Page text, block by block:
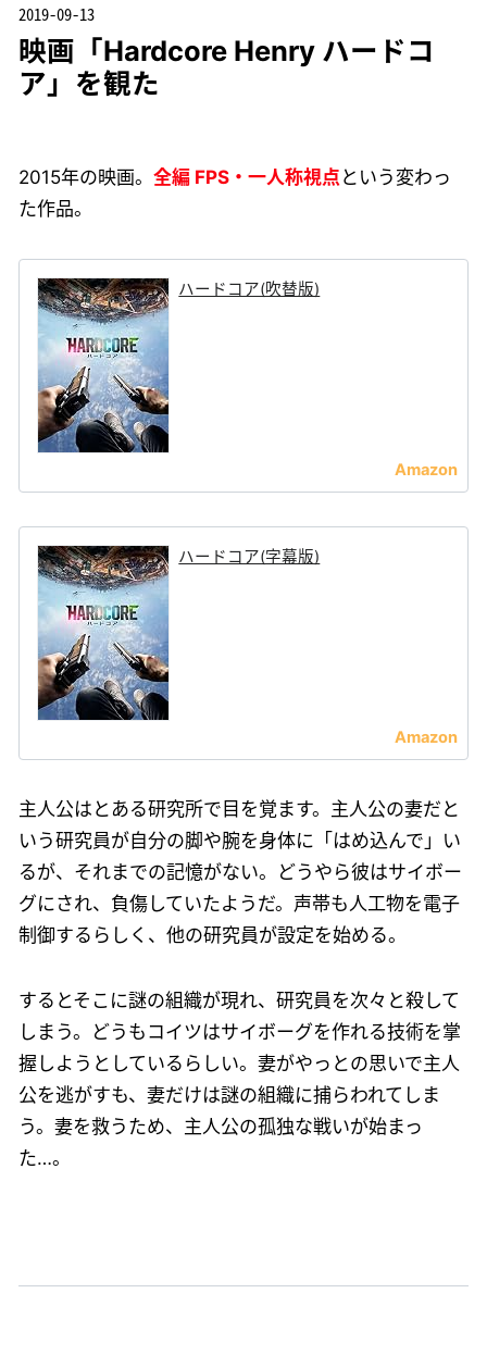
2019-09-13
映画「Hardcore Henry ハードコ
ア」を観た
2015年の映画。 全編 FPS・一人称視点 という変わっ
た作品。
ハードコア(吹替版)
ハードコア(字幕版)
主人公はとある研究所で目を覚ます。主人公の妻だと
いう研究員が自分の脚や腕を身体に「はめ込んで」い
るが、それまでの記憶がない。どうやら彼はサイボー
グにされ、負傷していたようだ。声帯も人工物を電子
制御するらしく、他の研究員が設定を始める。
するとそこに謎の組織が現れ、研究員を次々と殺して
しまう。どうもコイツはサイボーグを作れる技術を掌
握しようとしているらしい。妻がやっとの思いで主人
公を逃がすも、妻だけは謎の組織に捕らわれてしま
う。妻を救うため、主人公の孤独な戦いが始まっ
た…。